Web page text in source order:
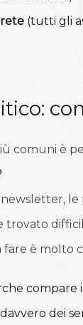
rete (tutti gli
comuni è
newsletter,
trovato
fare è molto
compare
dei